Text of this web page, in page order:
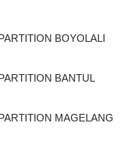
BOYOLALI
BANTUL
MAGELANG